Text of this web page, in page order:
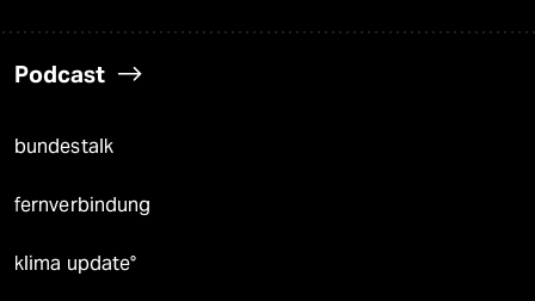
Podcast
bundestalk
fernverbindung
klima update°